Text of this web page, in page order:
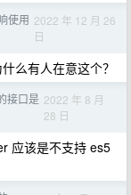
使用 2022 年 12 月 26
日
么有人在意这个？
接口是 2022 年 8 月
28 日
应该是不支持 es5